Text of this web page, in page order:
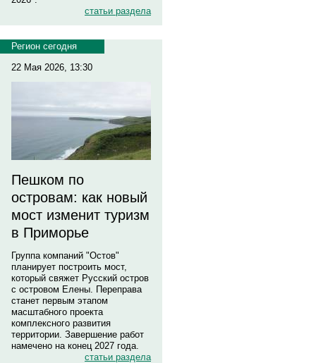
статьи раздела
Регион сегодня
22 Мая 2026, 13:30
Пешком по
островам: как новый
мост изменит туризм
в Приморье
Группа компаний "Остов"
планирует построить мост,
который свяжет Русский остров
с островом Елены. Переправа
станет первым этапом
масштабного проекта
комплексного развития
территории. Завершение работ
намечено на конец 2027 года.
статьи раздела